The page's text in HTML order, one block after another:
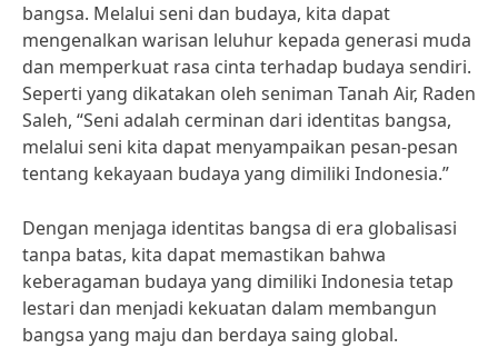
bangsa. Melalui seni dan budaya, kita dapat
mengenalkan warisan leluhur kepada generasi muda
dan memperkuat rasa cinta terhadap budaya sendiri.
Seperti yang dikatakan oleh seniman Tanah Air, Raden
Saleh, “Seni adalah cerminan dari identitas bangsa,
melalui seni kita dapat menyampaikan pesan-pesan
tentang kekayaan budaya yang dimiliki Indonesia.”
Dengan menjaga identitas bangsa di era globalisasi
tanpa batas, kita dapat memastikan bahwa
keberagaman budaya yang dimiliki Indonesia tetap
lestari dan menjadi kekuatan dalam membangun
bangsa yang maju dan berdaya saing global.